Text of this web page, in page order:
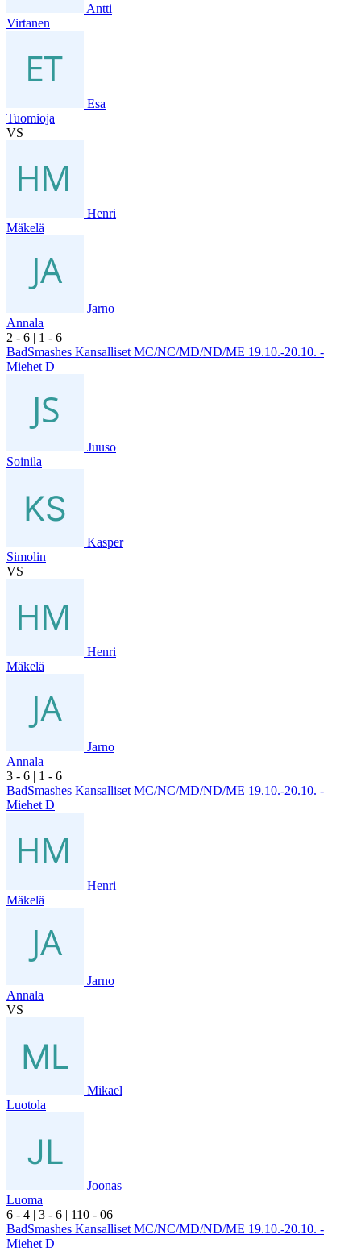
Antti
Virtanen
Esa
Tuomioja
VS
Henri
Mäkelä
Jarno
Annala
2 - 6 | 1 - 6
BadSmashes Kansalliset MC/NC/MD/ND/ME 19.10.-20.10. -
Miehet D
Juuso
Soinila
Kasper
Simolin
VS
Henri
Mäkelä
Jarno
Annala
3 - 6 | 1 - 6
BadSmashes Kansalliset MC/NC/MD/ND/ME 19.10.-20.10. -
Miehet D
Henri
Mäkelä
Jarno
Annala
VS
Mikael
Luotola
Joonas
Luoma
6 - 4 | 3 - 6 | 110 - 06
BadSmashes Kansalliset MC/NC/MD/ND/ME 19.10.-20.10. -
Miehet D